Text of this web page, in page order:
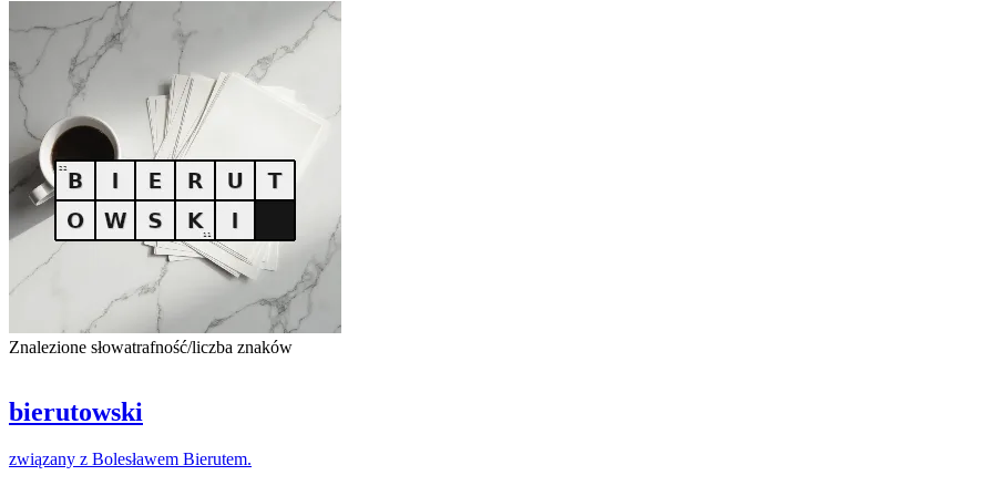
Znalezione słowatrafność/liczba znaków
bierutowski
związany z Bolesławem Bierutem.